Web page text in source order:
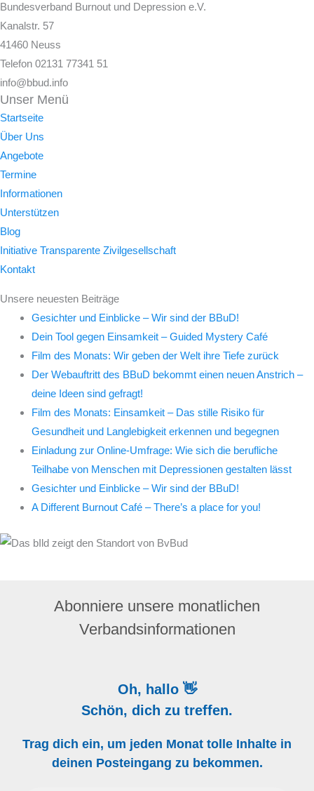
Bundesverband Burnout und Depression e.V.
Kanalstr. 57
41460 Neuss
Telefon 02131 77341 51
info@bbud.info
Unser Menü
Startseite
Über Uns
Angebote
Termine
Informationen
Unterstützen
Blog
Initiative Transparente Zivilgesellschaft
Kontakt
Unsere neuesten Beiträge
Gesichter und Einblicke – Wir sind der BBuD!
Dein Tool gegen Einsamkeit – Guided Mystery Café
Film des Monats: Wir geben der Welt ihre Tiefe zurück
Der Webauftritt des BBuD bekommt einen neuen Anstrich –
deine Ideen sind gefragt!
Film des Monats: Einsamkeit – Das stille Risiko für
Gesundheit und Langlebigkeit erkennen und begegnen
Einladung zur Online-Umfrage: Wie sich die berufliche
Teilhabe von Menschen mit Depressionen gestalten lässt
Gesichter und Einblicke – Wir sind der BBuD!
A Different Burnout Café – There’s a place for you!
Abonniere unsere monatlichen
Verbandsinformationen
Oh, hallo 👋
Schön, dich zu treffen.
Trag dich ein, um jeden Monat tolle Inhalte in
deinen Posteingang zu bekommen.